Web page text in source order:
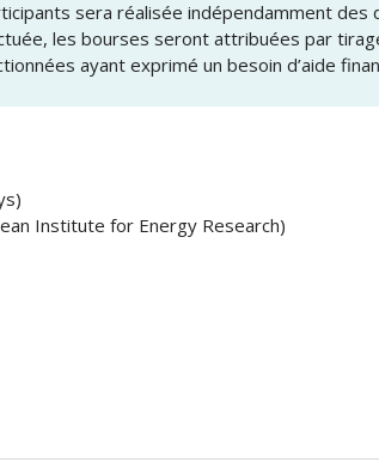
sera réalisée indépendamment des
les bourses seront attribuées par
ayant exprimé un besoin d’aide
Institute for Energy Research)